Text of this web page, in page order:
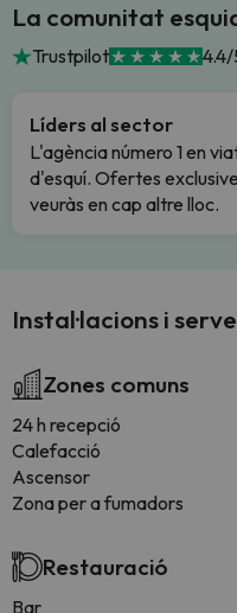
La comunitat
Trustpilot 4.4/
Líders al sector
L'agència número 1 en
d'esquí. Ofertes
veuràs en cap altre lloc.
Instal·lacions i
Zones comuns
24 h recepció
Calefacció
Ascensor
Zona per a fumadors
Restauració
Bar